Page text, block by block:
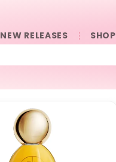
NEW RELEASES SHOP